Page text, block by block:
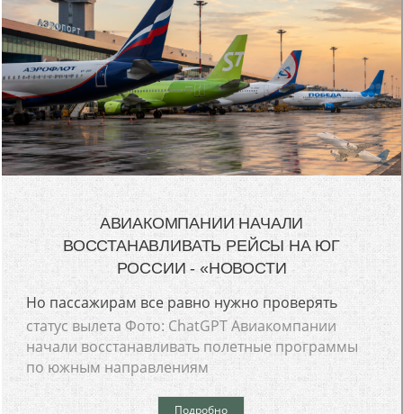
АВИАКОМПАНИИ НАЧАЛИ
ВОССТАНАВЛИВАТЬ РЕЙСЫ НА ЮГ
РОССИИ - «НОВОСТИ
Но пассажирам все равно нужно проверять
статус вылета Фото: ChatGPT Авиакомпании
начали восстанавливать полетные программы
по южным направлениям
Подробно